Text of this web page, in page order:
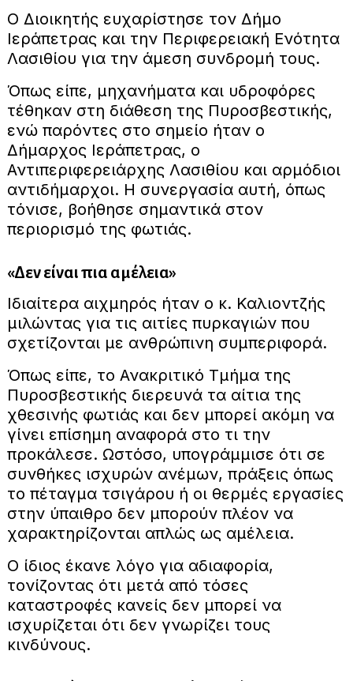
Ο Διοικητής ευχαρίστησε τον Δήμο
Ιεράπετρας και την Περιφερειακή Ενότητα
Λασιθίου για την άμεση συνδρομή τους.
Όπως είπε, μηχανήματα και υδροφόρες
τέθηκαν στη διάθεση της Πυροσβεστικής,
ενώ παρόντες στο σημείο ήταν ο
Δήμαρχος Ιεράπετρας, ο
Αντιπεριφερειάρχης Λασιθίου και αρμόδιοι
αντιδήμαρχοι. Η συνεργασία αυτή, όπως
τόνισε, βοήθησε σημαντικά στον
περιορισμό της φωτιάς.
«Δεν είναι πια αμέλεια»
Ιδιαίτερα αιχμηρός ήταν ο κ. Καλιοντζής
μιλώντας για τις αιτίες πυρκαγιών που
σχετίζονται με ανθρώπινη συμπεριφορά.
Όπως είπε, το Ανακριτικό Τμήμα της
Πυροσβεστικής διερευνά τα αίτια της
χθεσινής φωτιάς και δεν μπορεί ακόμη να
γίνει επίσημη αναφορά στο τι την
προκάλεσε. Ωστόσο, υπογράμμισε ότι σε
συνθήκες ισχυρών ανέμων, πράξεις όπως
το πέταγμα τσιγάρου ή οι θερμές εργασίες
στην ύπαιθρο δεν μπορούν πλέον να
χαρακτηρίζονται απλώς ως αμέλεια.
Ο ίδιος έκανε λόγο για αδιαφορία,
τονίζοντας ότι μετά από τόσες
καταστροφές κανείς δεν μπορεί να
ισχυρίζεται ότι δεν γνωρίζει τους
κινδύνους.